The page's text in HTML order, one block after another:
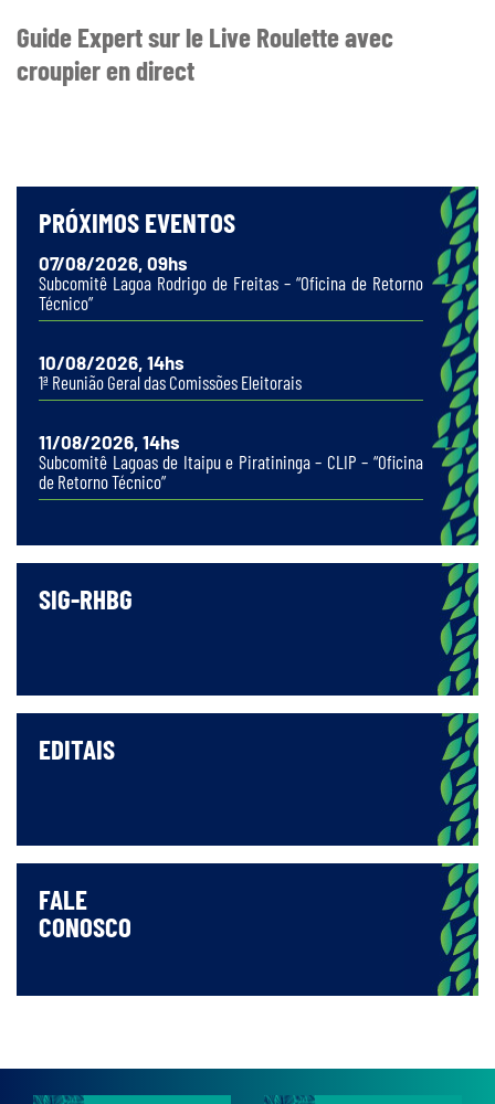
Guide Expert sur le Live Roulette avec
croupier en direct
PRÓXIMOS EVENTOS
07/08/2026, 09hs
Subcomitê Lagoa Rodrigo de Freitas – “Oficina de Retorno
Técnico”
10/08/2026, 14hs
1ª Reunião Geral das Comissões Eleitorais
11/08/2026, 14hs
Subcomitê Lagoas de Itaipu e Piratininga – CLIP – “Oficina
de Retorno Técnico”
SIG-RHBG
EDITAIS
FALE
CONOSCO